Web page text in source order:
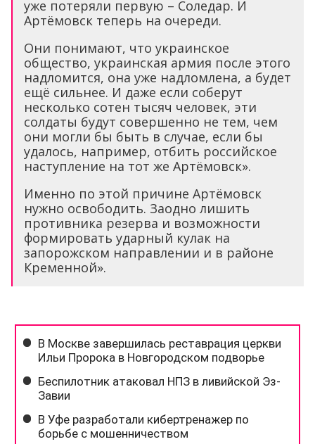
уже потеряли первую – Соледар. И
Артёмовск теперь на очереди.
Они понимают, что украинское
общество, украинская армия после этого
надломится, она уже надломлена, а будет
ещё сильнее. И даже если соберут
несколько сотен тысяч человек, эти
солдаты будут совершенно не тем, чем
они могли бы быть в случае, если бы
удалось, например, отбить российское
наступление на тот же Артёмовск».
Именно по этой причине Артёмовск
нужно освободить. Заодно лишить
противника резерва и возможности
формировать ударный кулак на
запорожском направлении и в районе
Кременной».